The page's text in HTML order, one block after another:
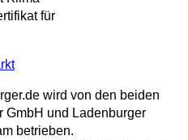
wird von den beiden
GmbH und Ladenburger
betrieben.